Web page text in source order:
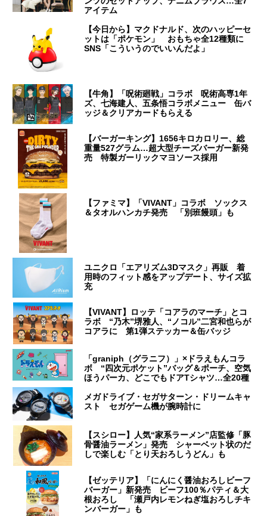
アイテム
【今日から】マクドナルド、次のハッピーセ
ットは「ポケモン」 おもちゃ全12種類に
SNS「こういうのでいいんだよ」
【牛角】「呪術廻戦」コラボ 呪術高専1年
ズ、七海建人、五条悟コラボメニュー 缶バ
ッジ＆クリアカードもらえる
【バーガーキング】1656キロカロリー、総
重量527グラム…超大型チーズバーガー新発
売 特製ガーリックマヨソース採用
【ファミマ】「VIVANT」コラボ ソックス
＆タオルハンカチ発売 「別班饅頭」も
ユニクロ「エアリズム3Dマスク」再販 着
用時のフィット感をアップデート、サイズ拡
充
【VIVANT】ロッテ「コアラのマーチ」とコ
ラボ “乃木”堺雅人、“ノコル”二宮和也らが
コアラに 第1弾ステッカー＆缶バッジ
「graniph（グラニフ）」×ドラえもんコラ
ボ “四次元ポケット”バッグ＆ポーチ、空気
ほうパーカ、どこでもドアTシャツ…全20種
メガドライブ・セガサターン・ドリームキャ
スト セガゲーム機が腕時計に
【スシロー】人気“家系ラーメン”店監修「豚
骨醤油ラーメン」発売 シャーベット状のだ
しで楽しむ「とり天おろしうどん」も
【ゼッテリア】「にんにく醤油おろしビーフ
バーガー」新発売 ビーフ100％パティ＆大
根おろし 「瀬戸内レモンねぎ塩おろしチキ
ンバーガー」も